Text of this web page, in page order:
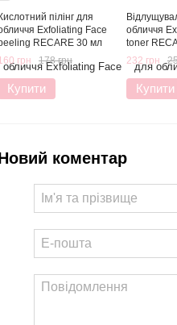
пілінг для
Exfoliating Face
RECARE 30 мл
грн
178 грн
Купити
обличчя
toner
232 грн
Купити
коментар